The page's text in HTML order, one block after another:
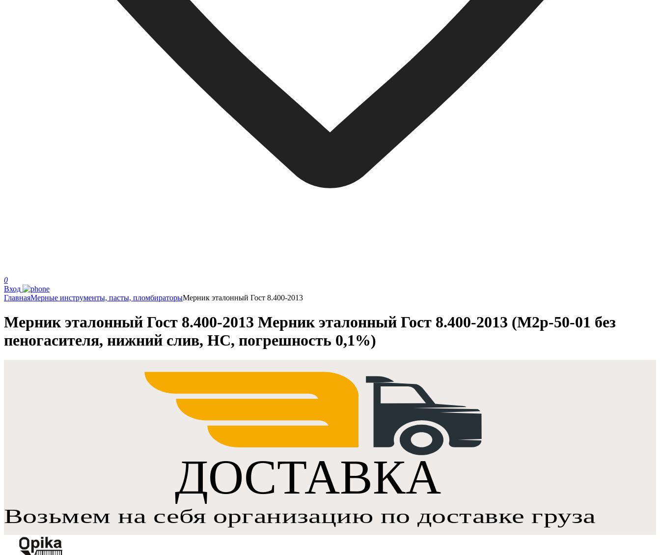
0
Вход
ГлавнаяМерные инструменты, пасты, пломбираторыМерник эталонный Гост 8.400-2013
Мерник эталонный Гост 8.400-2013 Мерник эталонный Гост 8.400-2013 (М2р-50-01 без
пеногасителя, нижний слив, НС, погрешность 0,1%)